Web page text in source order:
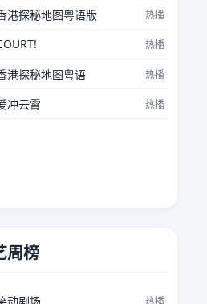
港探秘地图粤语版 热播
热播
港探秘地图粤语 热播
冲云霄 热播
周榜